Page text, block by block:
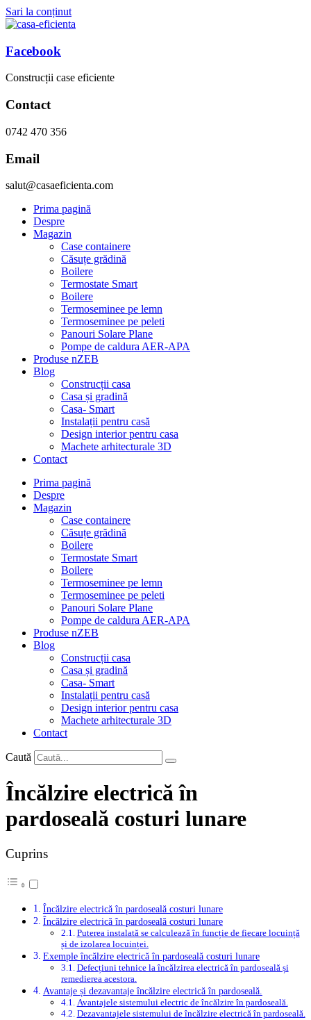
Sari la conținut
Facebook
Construcții case eficiente
Contact
0742 470 356
Email
salut@casaeficienta.com
Prima pagină
Despre
Magazin
Case containere
Căsuțe grădină
Boilere
Termostate Smart
Boilere
Termoseminee pe lemn
Termoseminee pe peleti
Panouri Solare Plane
Pompe de caldura AER-APA
Produse nZEB
Blog
Construcții casa
Casa și gradină
Casa- Smart
Instalații pentru casă
Design interior pentru casa
Machete arhitecturale 3D
Contact
Prima pagină
Despre
Magazin
Case containere
Căsuțe grădină
Boilere
Termostate Smart
Boilere
Termoseminee pe lemn
Termoseminee pe peleti
Panouri Solare Plane
Pompe de caldura AER-APA
Produse nZEB
Blog
Construcții casa
Casa și gradină
Casa- Smart
Instalații pentru casă
Design interior pentru casa
Machete arhitecturale 3D
Contact
Caută
Încălzire electrică în
pardoseală costuri lunare
Cuprins
Încălzire electrică în pardoseală costuri lunare
Încălzire electrică în pardoseală costuri lunare
Puterea instalată se calculează în funcție de fiecare locuință
și de izolarea locuinței.
Exemple încălzire electrică în pardoseală costuri lunare
Defecțiuni tehnice la încălzirea electrică în pardoseală și
remedierea acestora.
Avantaje și dezavantaje încălzire electrică în pardoseală.
Avantajele sistemului electric de încălzire în pardoseală.
Dezavantajele sistemului de încălzire electrică în pardoseală.